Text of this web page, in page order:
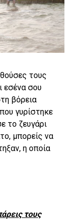
τους
εσένα σου
βόρεια
γυρίστηκε
το ζευγάρι
μπορείς να
η οποία
τους